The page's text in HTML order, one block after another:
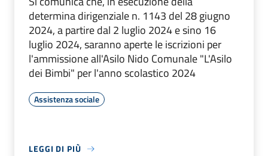
determina dirigenziale n. 1143 del 28 giugno
2024, a partire dal 2 luglio 2024 e sino 16
luglio 2024, saranno aperte le iscrizioni per
l'ammissione all'Asilo Nido Comunale "L'Asilo
dei Bimbi" per l'anno scolastico 2024
Assistenza sociale
LEGGI DI PIÙ